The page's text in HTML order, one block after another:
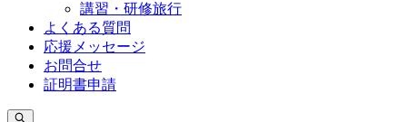
講習・研修旅行
よくある質問
応援メッセージ
お問合せ
証明書申請